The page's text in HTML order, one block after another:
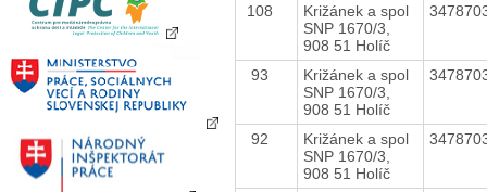
108
Križánek a spol
SNP 1670/3,
908 51 Holíč
93
Križánek a spol
SNP 1670/3,
908 51 Holíč
92
Križánek a spol
SNP 1670/3,
908 51 Holíč